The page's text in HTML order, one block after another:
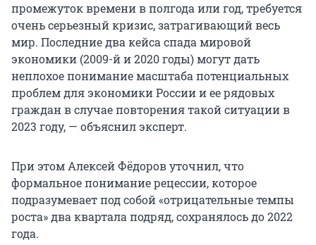
промежуток времени в полгода или год, требуется
очень серьезный кризис, затрагивающий весь
мир. Последние два кейса спада мировой
экономики (2009-й и 2020 годы) могут дать
неплохое понимание масштаба потенциальных
проблем для экономики России и ее рядовых
граждан в случае повторения такой ситуации в
2023 году, — объяснил эксперт.
При этом Алексей Фёдоров уточнил, что
формальное понимание рецессии, которое
подразумевает под собой «отрицательные темпы
роста» два квартала подряд, сохранялось до 2022
года.